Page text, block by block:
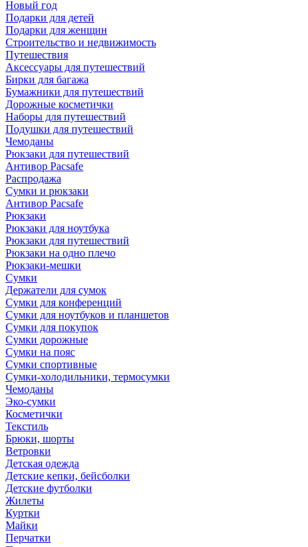
Новый год
Подарки для детей
Подарки для женщин
Строительство и недвижимость
Путешествия
Аксессуары для путешествий
Бирки для багажа
Бумажники для путешествий
Дорожные косметички
Наборы для путешествий
Подушки для путешествий
Чемоданы
Рюкзаки для путешествий
Антивор Pacsafe
Распродажа
Сумки и рюкзаки
Антивор Pacsafe
Рюкзаки
Рюкзаки для ноутбука
Рюкзаки для путешествий
Рюкзаки на одно плечо
Рюкзаки-мешки
Сумки
Держатели для сумок
Сумки для конференций
Сумки для ноутбуков и планшетов
Сумки для покупок
Сумки дорожные
Сумки на пояс
Сумки спортивные
Сумки-холодильники, термосумки
Чемоданы
Эко-сумки
Косметички
Текстиль
Брюки, шорты
Ветровки
Детская одежда
Детские кепки, бейсболки
Детские футболки
Жилеты
Куртки
Майки
Перчатки